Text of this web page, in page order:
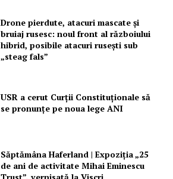
Drone pierdute, atacuri mascate și
bruiaj rusesc: noul front al războiului
hibrid, posibile atacuri rusești sub
„steag fals”
USR a cerut Curții Constituționale să
se pronunțe pe noua lege ANI
Săptămâna Haferland | Expoziţia „25
de ani de activitate Mihai Eminescu